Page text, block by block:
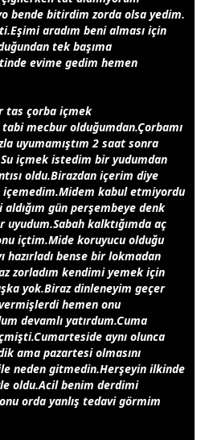
bende bitirdim zorda olsa yedim.
aradım beni alması için
tek başıma
evime gedim hemen
tas çorba içmek
mecbur olduğumdan.Çorbamı
uyumamıştım 2 saat sonra
içmek istedim bir yudumdan
oldu.Birazdan içerim diye
içemedim.Midem kabul etmiyordu
gün perşembeye denk
kalktığımda aç
içtim.Mide koruyucu olduğu
hazırladı bense bir lokmadan
zorladım kendimi yemek için
a yok.Biraz dinleneyim geçer
hemen onu
devamlı yatırdum.Cuma
aynı olunca
ama pazartesi olmasını
neden gitmedin.Herşeyin ilkinde
oldu.Acil benim derdimi
orda yanlış tedavi görmim